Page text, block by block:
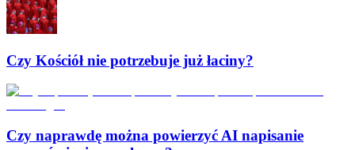
Czy Kościół nie potrzebuje już łaciny?
Czy naprawdę można powierzyć AI napisanie